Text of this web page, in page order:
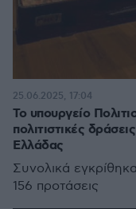
Το υπουργείο
πολιτιστικές
Ελλάδας
Συνολικά
156 προτάσεις
25.06.2025, 17:04